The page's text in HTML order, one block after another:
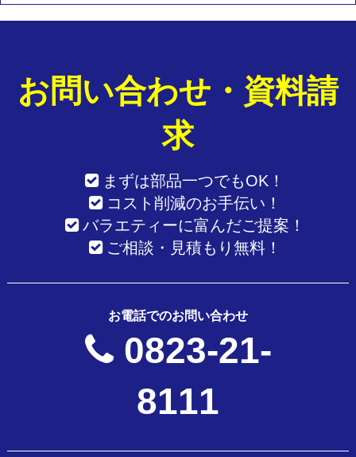
お問い合わせ・資料請
求
まずは部品一つでもOK！
コスト削減のお手伝い！
バラエティーに富んだご提案！
ご相談・見積もり無料！
お電話でのお問い合わせ
0823-21-
8111